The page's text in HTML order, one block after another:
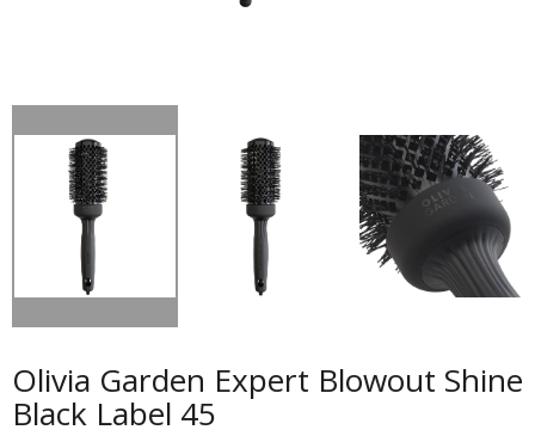
Olivia Garden Expert Blowout Shine
Black Label 45